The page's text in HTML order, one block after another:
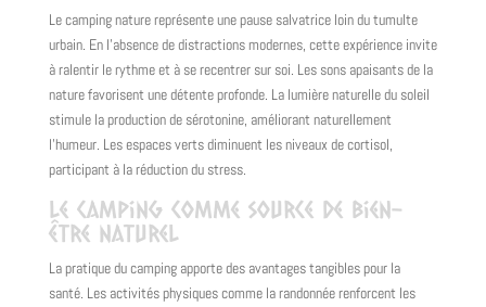
Le camping nature représente une pause salvatrice loin du tumulte
urbain. En l’absence de distractions modernes, cette expérience invite
à ralentir le rythme et à se recentrer sur soi. Les sons apaisants de la
nature favorisent une détente profonde. La lumière naturelle du soleil
stimule la production de sérotonine, améliorant naturellement
l’humeur. Les espaces verts diminuent les niveaux de cortisol,
participant à la réduction du stress.
Le camping comme source de bien-
être naturel
La pratique du camping apporte des avantages tangibles pour la
santé. Les activités physiques comme la randonnée renforcent les